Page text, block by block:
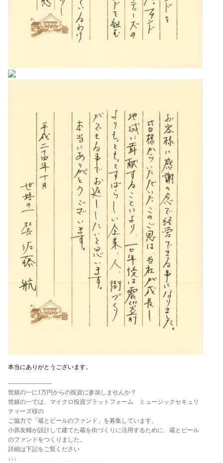
本当にありがとうございます。
----------------------
世嬉の一に1万円からの投資に参加しませんか？
世嬉の一では、マイクロ投資プラットフォーム ミュージックセキュリ
ティーズ様の
ご協力で「蔵とビールのファンド」を募集しています。
小原友輔が設計して建てた蔵を街づくりに活用するために、蔵とビール
のファンドをつくりました。
詳細は下記をご覧ください
↓↓↓